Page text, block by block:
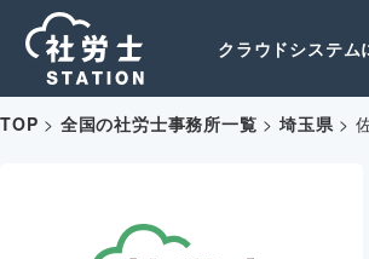
クラウドシステム
TOP > 全国の社労士事務所一覧 >埼玉県>